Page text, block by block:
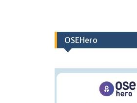
OSEHero